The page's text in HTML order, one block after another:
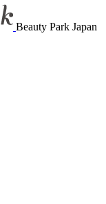
Beauty Park Japan